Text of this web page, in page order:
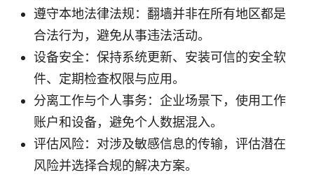
遵守本地法律法规：翻墙并非在所有地区都是
合法行为，避免从事违法活动。
设备安全：保持系统更新、安装可信的安全软
件、定期检查权限与应用。
分离工作与个人事务：企业场景下，使用工作
账户和设备，避免个人数据混入。
评估风险：对涉及敏感信息的传输，评估潜在
风险并选择合规的解决方案。